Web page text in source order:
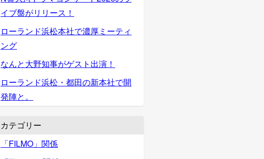
イブ盤がリリース！
ローランド浜松本社で濃厚ミーティ
ング
なんと大野知事がゲスト出演！
ローランド浜松・都田の新本社で開
発陣と。
カテゴリー
「FILMO」関係